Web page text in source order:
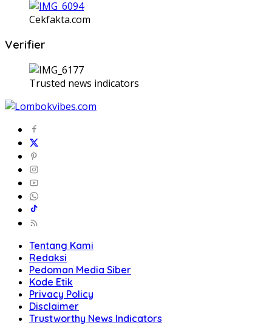
Cekfakta.com
Verifier
Trusted news indicators
Tentang Kami
Redaksi
Pedoman Media Siber
Kode Etik
Privacy Policy
Disclaimer
Trustworthy News Indicators